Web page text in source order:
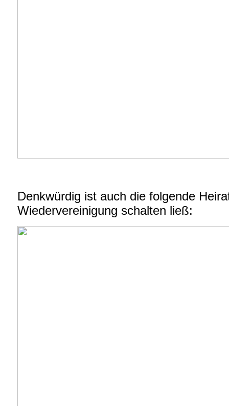
Denkwürdig ist auch die folgende
Wiedervereinigung schalten ließ: